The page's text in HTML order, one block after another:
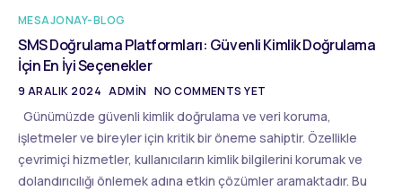
MESAJONAY-BLOG
SMS Doğrulama Platformları: Güvenli Kimlik Doğrulama
İçin En İyi Seçenekler
9 ARALIK 2024 ADMIN NO COMMENTS YET
Günümüzde güvenli kimlik doğrulama ve veri koruma,
işletmeler ve bireyler için kritik bir öneme sahiptir. Özellikle
çevrimiçi hizmetler, kullanıcıların kimlik bilgilerini korumak ve
dolandırıcılığı önlemek adına etkin çözümler aramaktadır. Bu